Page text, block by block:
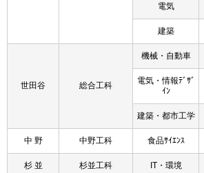
電気
建築
世田谷 総合工科
機械・自動車
電気・情報ﾃﾞｻﾞ
ｲﾝ
建築・都市工学
中 野 中野工科 食品ｻｲｴﾝｽ
杉 並 杉並工科 IT・環境